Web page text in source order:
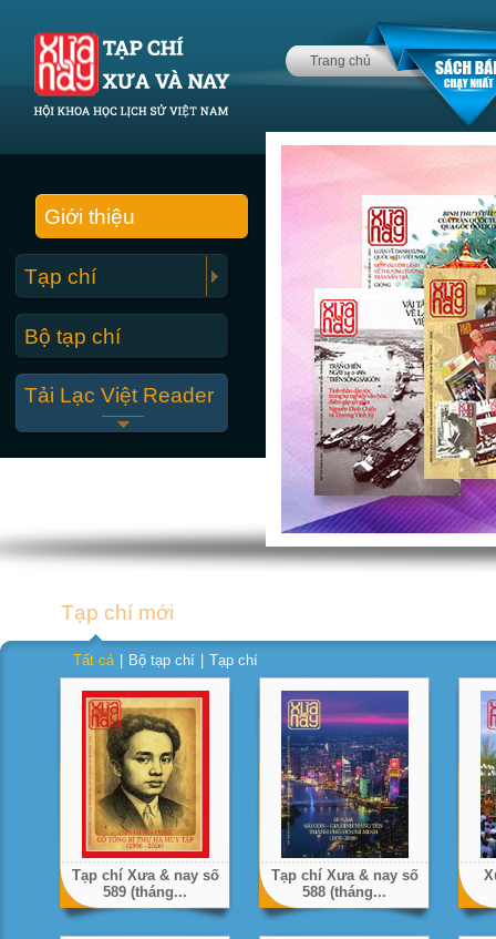
Trang chủ
Giới thiệu
Tạp chí
Bộ tạp chí
Tải Lạc Việt Reader
Tạp chí mới
Tất cả Bộ tạp chí Tạp chí
Tạp chí Xưa & nay số
589 (tháng...
Tạp chí Xưa & nay số
588 (tháng...